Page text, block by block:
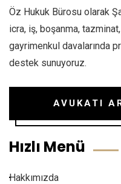
Öz Hukuk Bürosu olarak
icra, iş, boşanma,
gayrimenkul davalarında
destek sunuyoruz.
AVUKATI
Hızlı Menü
Hakkımızda